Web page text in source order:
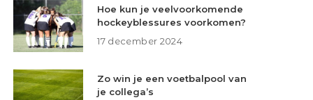
Hoe kun je veelvoorkomende
hockeyblessures voorkomen?
17 december 2024
Zo win je een voetbalpool van
je collega’s